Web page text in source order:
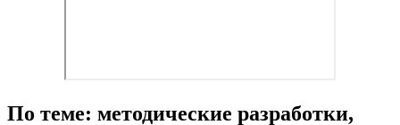
По теме: методические разработки,